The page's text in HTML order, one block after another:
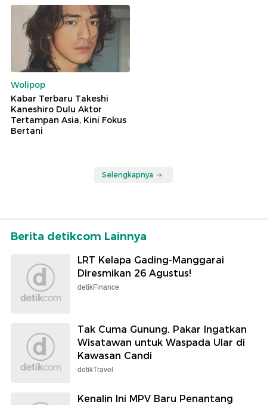
Wolipop
Kabar Terbaru Takeshi
Kaneshiro Dulu Aktor
Tertampan Asia, Kini Fokus
Bertani
Selengkapnya
Berita detikcom Lainnya
LRT Kelapa Gading-Manggarai
Diresmikan 26 Agustus!
detikFinance
Tak Cuma Gunung, Pakar Ingatkan
Wisatawan untuk Waspada Ular di
Kawasan Candi
detikTravel
Kenalin Ini MPV Baru Penantang